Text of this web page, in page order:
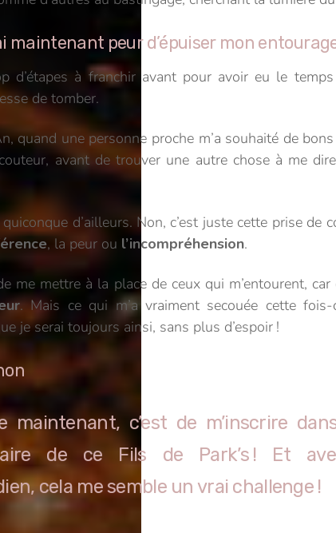
maintenant peur d’épuiser mon
d’étapes à franchir avant pour avoir eu le
de tomber.
quand une personne proche m’a souhaité de
avant de trouver une autre chose à me
d’ailleurs. Non, c’est juste cette prise de
, la peur ou l’incompréhension.
me mettre à la place de ceux qui m’entourent,
. Mais ce qui m’a vraiment secouée cette
je serai toujours ainsi, sans plus d’espoir !
maintenant, c’est de m’inscrire
de ce Fils de Park’s ! Et
cela me semble un vrai challenge !